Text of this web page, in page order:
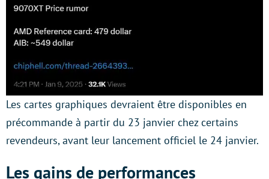
Les cartes graphiques devraient être disponibles en
précommande à partir du 23 janvier chez certains
revendeurs, avant leur lancement officiel le 24 janvier.
Les gains de performances